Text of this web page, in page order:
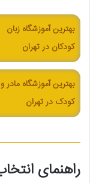
بهترین آموزشگاه زبان
کودکان در تهران
بهترین آموزشگاه مادر و
کودک در تهران
راهنمای